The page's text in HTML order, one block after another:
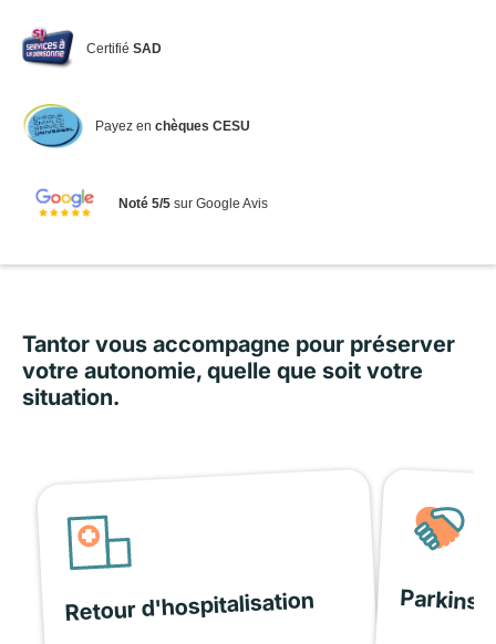
CertifiéSAD
Payez en chèques CESU
Noté 5/5sur Google Avis
Tantor vous accompagne pour préserver
votre autonomie, quelle que soit votre
situation.
Retour d'hospitalisation